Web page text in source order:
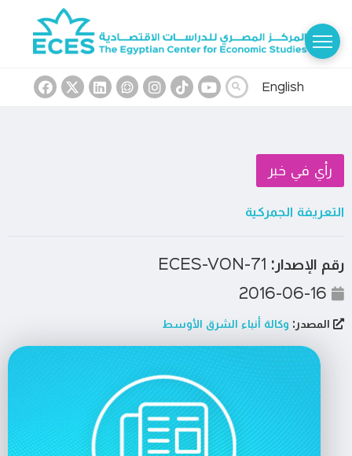
English
رأي في خبر
التعريفة الجمركية
رقم الإصدار:
المصدر: وكالة أنباء الشرق الأوسط